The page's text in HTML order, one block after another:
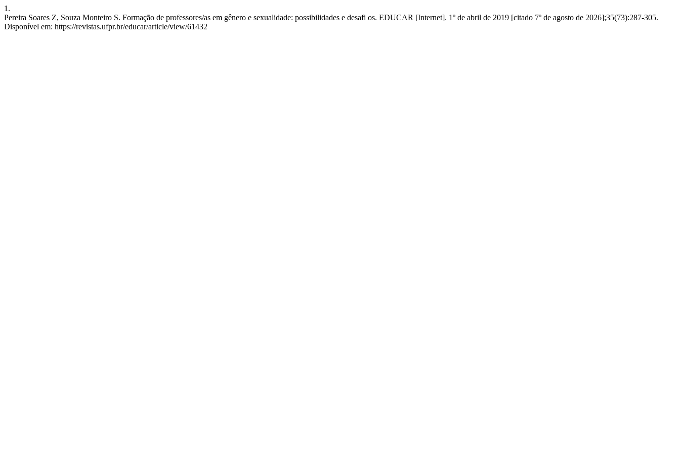
1.
Pereira Soares Z, Souza Monteiro S. Formação de professores/as em gênero e sexualidade: possibilidades e desafi os. EDUCAR [Internet]. 1º de abril de 2019 [citado 7º de agosto de 2026];35(73):287-305.
Disponível em: https://revistas.ufpr.br/educar/article/view/61432